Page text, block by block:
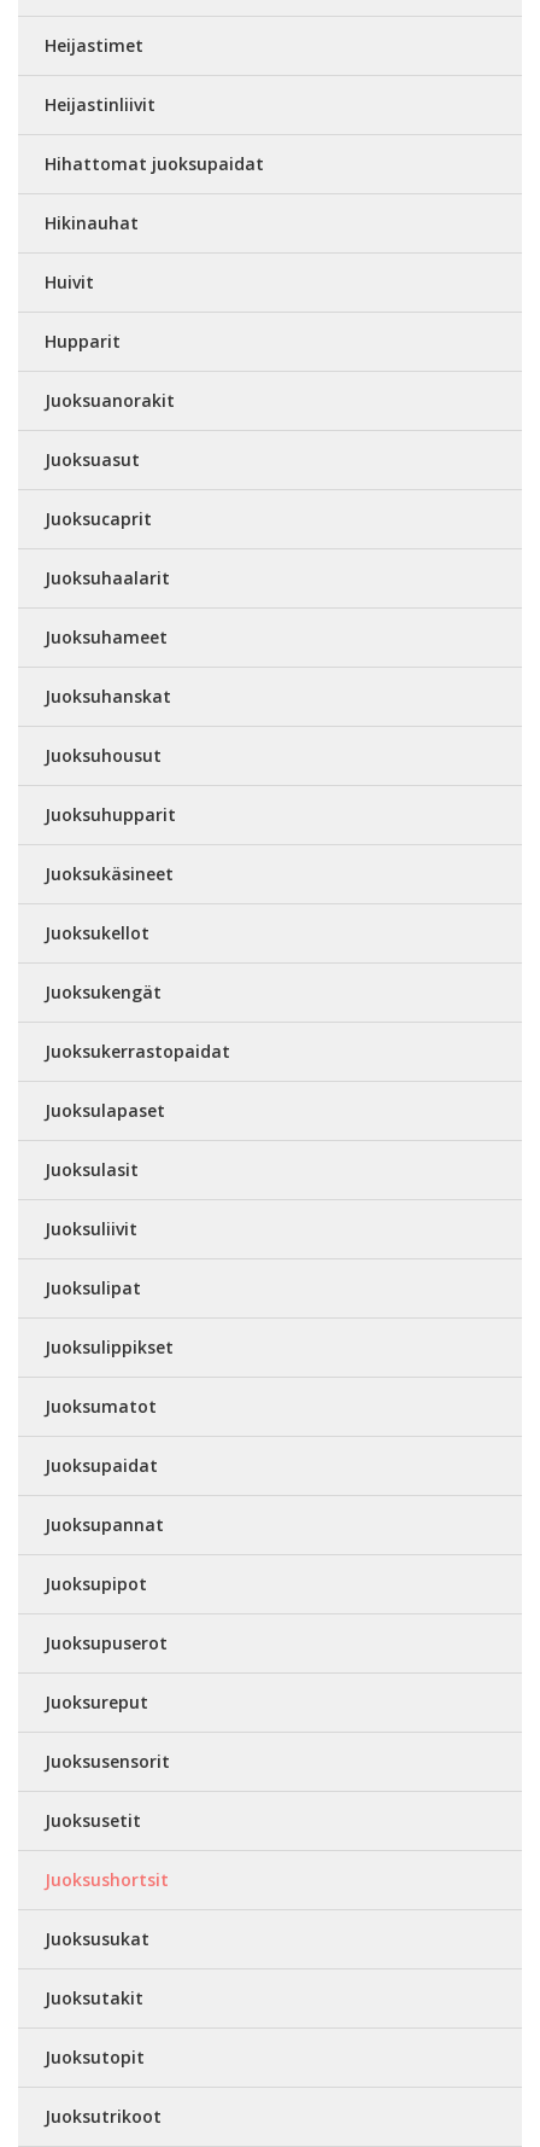
Heijastimet
Heijastinliivit
Hihattomat juoksupaidat
Hikinauhat
Huivit
Hupparit
Juoksuanorakit
Juoksuasut
Juoksucaprit
Juoksuhaalarit
Juoksuhameet
Juoksuhanskat
Juoksuhousut
Juoksuhupparit
Juoksukäsineet
Juoksukellot
Juoksukengät
Juoksukerrastopaidat
Juoksulapaset
Juoksulasit
Juoksuliivit
Juoksulipat
Juoksulippikset
Juoksumatot
Juoksupaidat
Juoksupannat
Juoksupipot
Juoksupuserot
Juoksureput
Juoksusensorit
Juoksusetit
Juoksushortsit
Juoksusukat
Juoksutakit
Juoksutopit
Juoksutrikoot